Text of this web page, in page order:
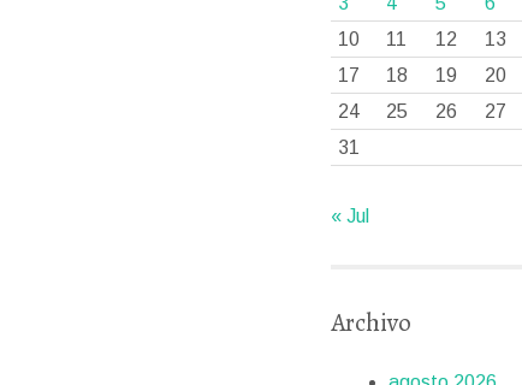
10
11 12 13
17
18 19 20
24
25 26 27
31
« Jul
Archivo